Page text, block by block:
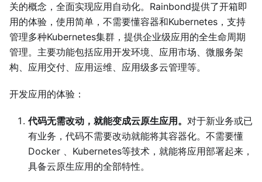
关的概念，全面实现应用自动化。Rainbond提供了开箱即
用的体验，使用简单，不需要懂容器和Kubernetes，支持
管理多种Kubernetes集群，提供企业级应用的全生命周期
管理。主要功能包括应用开发环境、应用市场、微服务架
构、应用交付、应用运维、应用级多云管理等。
开发应用的体验：
代码无需改动，就能变成云原生应用。 对于新业务或已
有业务，代码不需要改动就能将其容器化。不需要懂
Docker 、Kubernetes等技术，就能将应用部署起来，
具备云原生应用的全部特性。